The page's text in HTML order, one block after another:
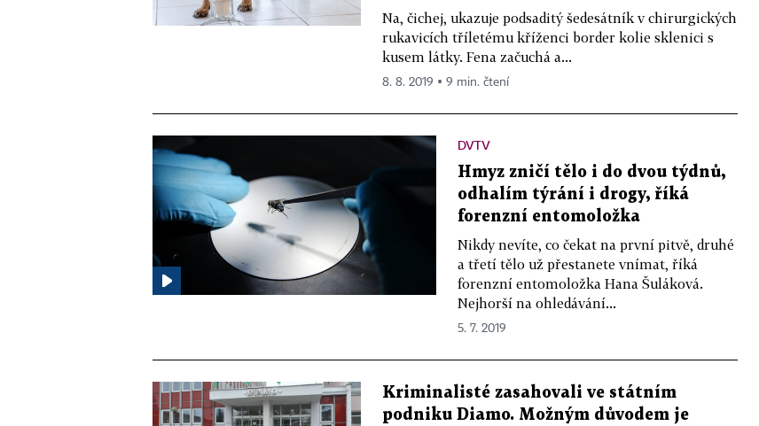
Na, čichej, ukazuje podsaditý šedesátník v chirurgických
rukavicích tříletému kříženci border kolie sklenici s
kusem látky. Fena začuchá a...
8. 8. 2019 ▪ 9 min. čtení
DVTV
Hmyz zničí tělo i do dvou týdnů,
odhalím týrání i drogy, říká
forenzní entomoložka
Nikdy nevíte, co čekat na první pitvě, druhé
a třetí tělo už přestanete vnímat, říká
forenzní entomoložka Hana Šuláková.
Nejhorší na ohledávání...
5. 7. 2019
Kriminalisté zasahovali ve státním
podniku Diamo. Možným důvodem je